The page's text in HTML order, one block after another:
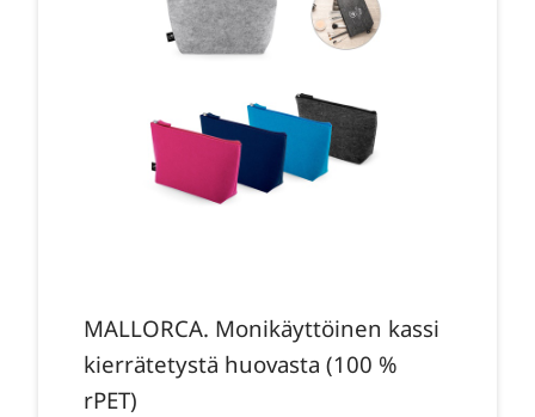
MALLORCA. Monikäyttöinen kassi
kierrätetystä huovasta (100 %
rPET)